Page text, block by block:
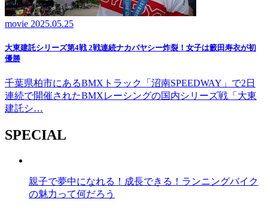
movie 2025.05.25
大東建託シリーズ第4戦 2戦連続ナカバヤシー炸裂！女子は籔田寿衣が初
優勝
千葉県柏市にあるBMXトラック「沼南SPEEDWAY」で2日
連続で開催されたBMXレーシングの国内シリーズ戦「大東
建託シ…
SPECIAL
親子で夢中になれる！成長できる！ランニングバイク
の魅力って何だろう